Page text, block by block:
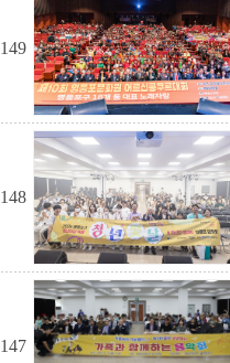
149
148
147